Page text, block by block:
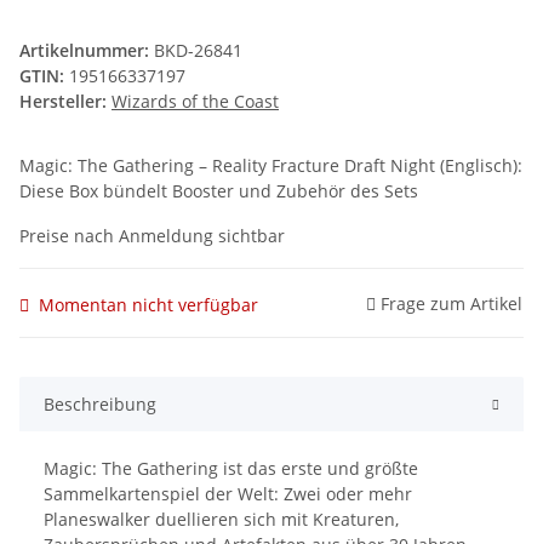
Artikelnummer: BKD-26841
GTIN: 195166337197
Hersteller: Wizards of the Coast
Magic: The Gathering – Reality Fracture Draft Night (Englisch):
Diese Box bündelt Booster und Zubehör des Sets
Preise nach Anmeldung sichtbar
Momentan nicht verfügbar Frage zum Artikel
Beschreibung
Magic: The Gathering ist das erste und größte
Sammelkartenspiel der Welt: Zwei oder mehr
Planeswalker duellieren sich mit Kreaturen,